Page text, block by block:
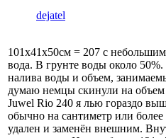
dejatel
101x41x50см = 207 с
вода. В грунте воды около
налива воды и объем,
думаю немцы скинули на
Juwel Rio 240 я лью гораздо
обычно на сантиметр или
удален и заменён внешним.